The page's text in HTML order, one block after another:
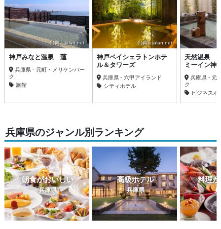
出典：jalan.net
神戸みなと温泉 蓮
兵庫県 - 元町・メリケンパー
ク
旅館
出典：jalan.net
神戸ベイシェラトンホテ
ル＆タワーズ
兵庫県 - 六甲アイランド
シティホテル
天然温泉
ミーイン神
兵庫県 - 元
ク
ビジネスホ
兵庫県のジャンル別ランキング
朝食がおいしい
兵庫県
高級ホテル
兵庫県
料理